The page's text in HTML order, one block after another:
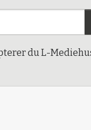
du L-